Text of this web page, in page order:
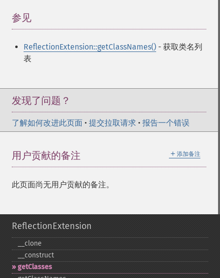
参见
ReflectionExtension::getClassNames() - 获取类名列
表
发现了问题？
了解如何改进此页面 • 提交拉取请求 • 报告一个错误
＋ 添加备注
用户贡献的备注
此页面尚无用户贡献的备注。
ReflectionExtension
_​_​clone
_​_​construct
getClasses